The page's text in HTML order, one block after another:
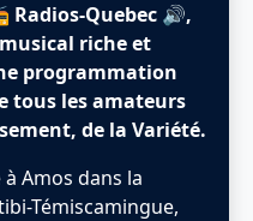
Radios-Quebec 🔊,
riche et
programmation
tous les amateurs
de la Variété.
Amos dans la
Témiscamingue,